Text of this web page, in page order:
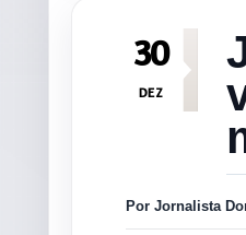
30
DEZ
Por Jornalista